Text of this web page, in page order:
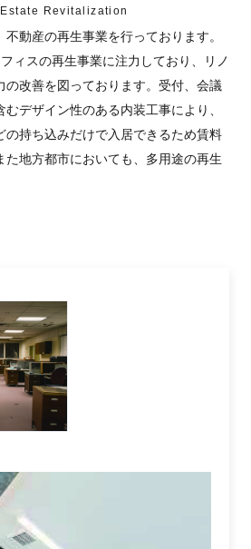
Revitalization
動産の再生事業を行っております。
ィスの再生事業に注力しており、リノ
の改善を図っております。受付、会議
デザイン性のある内装工事により、
の持ち込みだけで入居できるため賃料
た地方都市においても、多用途の再生